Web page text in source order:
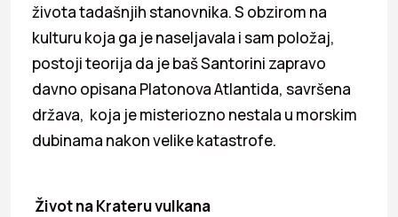
života tadašnjih stanovnika. S obzirom na
kulturu koja ga je naseljavala i sam položaj,
postoji teorija da je baš Santorini zapravo
davno opisana Platonova Atlantida, savršena
država, koja je misteriozno nestala u morskim
dubinama nakon velike katastrofe.
Život na Krateru vulkana